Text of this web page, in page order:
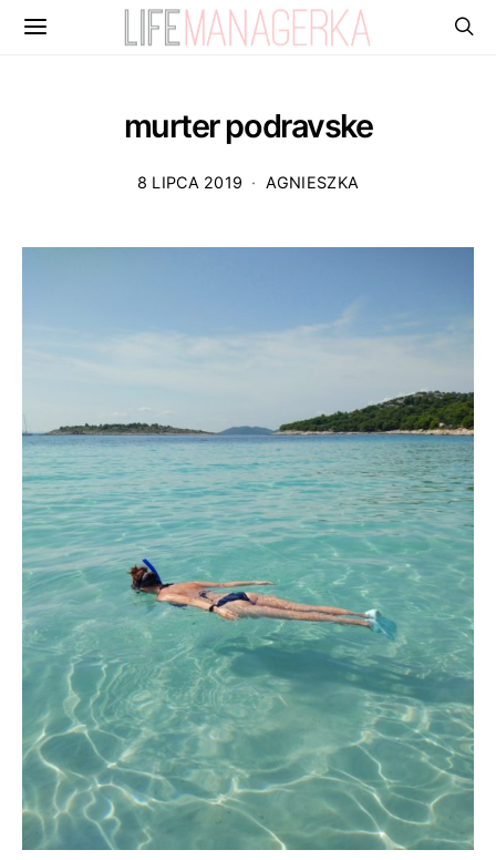
murter podravske
8 LIPCA 2019 AGNIESZKA